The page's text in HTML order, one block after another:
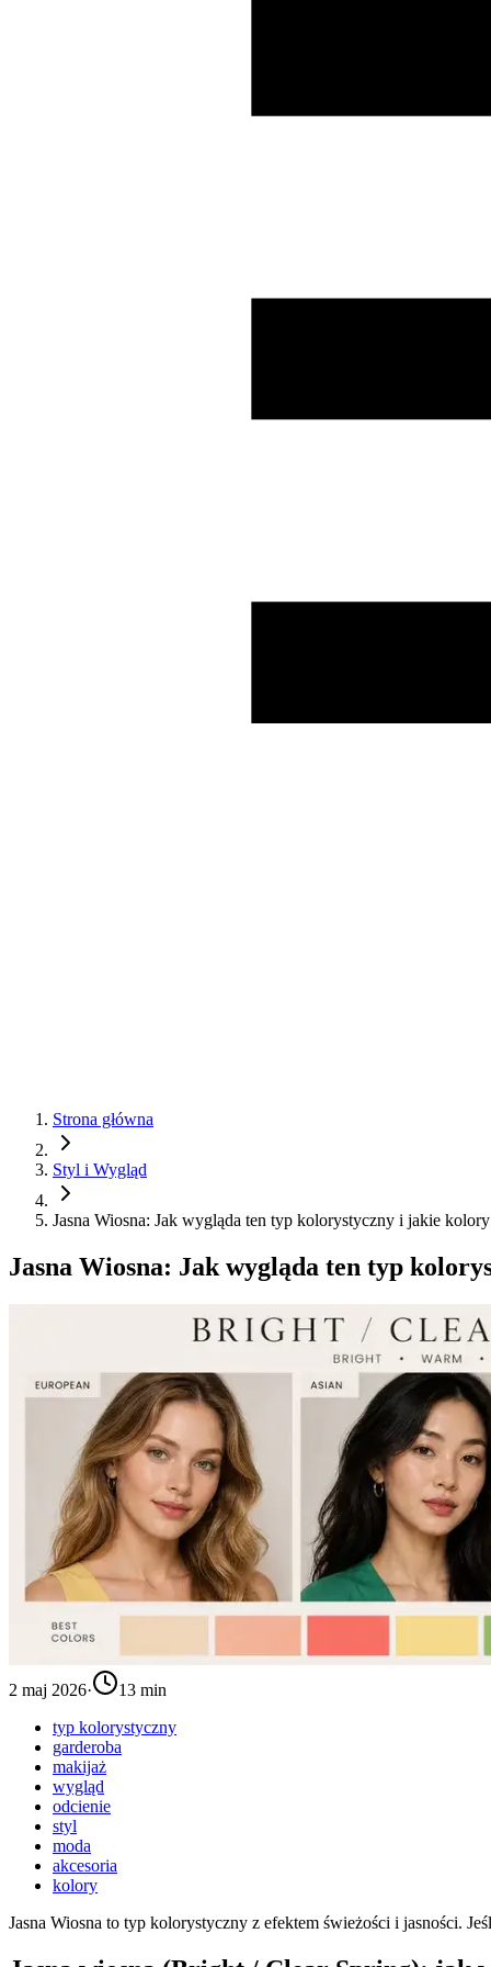
Strona główna
Styl i Wygląd
Jasna Wiosna: Jak wygląda ten typ kolorystyczny i jakie
Jasna Wiosna: Jak wygląda ten typ
2 maj 2026·
13 min
typ kolorystyczny
garderoba
makijaż
wygląd
odcienie
styl
moda
akcesoria
kolory
Jasna Wiosna to typ kolorystyczny z efektem świeżości i jasności.